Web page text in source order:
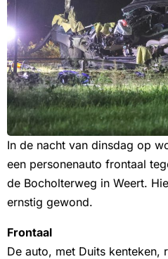
In de nacht van dinsdag op
een personenauto frontaal
de Bocholterweg in Weert.
ernstig gewond.
Frontaal
De auto, met Duits kenteken,